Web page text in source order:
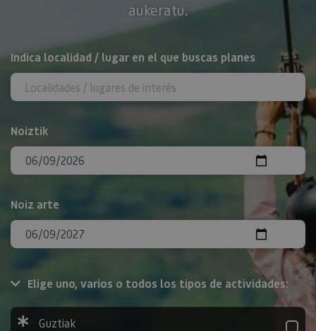
aukeratu.
BILATU
Indica localidad / lugar en el que buscas planes
Noiztik
Noiz arte
Elige uno, varios o todos los tipos de actividades:
Guztiak